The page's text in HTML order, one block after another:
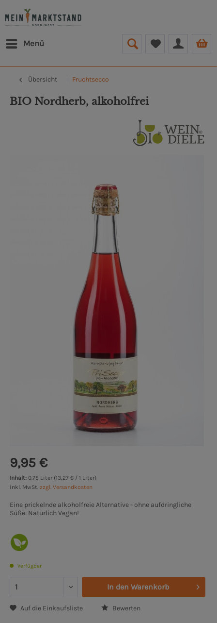
Menü
Übersicht Fruchtsecco
BIO Nordherb, alkoholfrei
9,95 €
Inhalt: 0.75 Liter (13,27 € / 1 Liter)
inkl. MwSt. zzgl. Versandkosten
Eine prickelnde alkoholfreie Alternative - ohne aufdringliche
Süße. Natürlich Vegan!
Verfügbar
In den Warenkorb
Auf die Einkaufsliste Bewerten